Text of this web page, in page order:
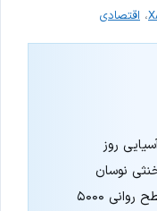
، اقتصادی
روز
نوسان
می‌کند و همچنان زیر سطح روانی ۵۰۰۰